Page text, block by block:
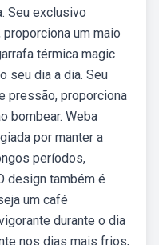
Seu exclusivo
um maio
térmica magic
seu dia a dia. Seu
pressão, proporciona
bombear. Weba
por manter a
períodos,
design também é
um café
durante o dia
nos dias mais frios,